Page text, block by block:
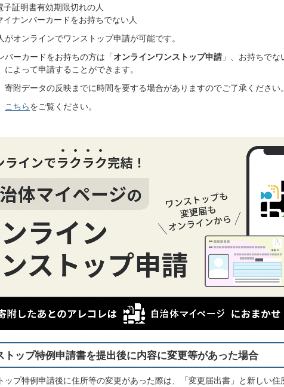
子証明書有効期限切れの人
イナンバーカードをお持ちでない人
がオンラインでワンストップ申請が可能です。
バーカードをお持ちの方は「オンラインワンストップ申請」、お持ちでな
によって申請することができます。
寄附データの反映までに時間を要する場合がありますのでご了承ください。
こちらをご覧ください。
トップ特例申請書を提出後に内容に変更等があった場合
ップ特例申請後に住所等の変更があった際は、「変更届出書」と新しい住